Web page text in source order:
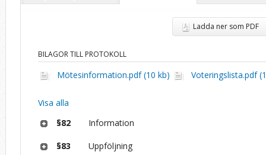
Ladda ner som PDF
BILAGOR TILL PROTOKOLL
Mötesinformation.pdf (10 kb) Voteringslista.pdf
Visa alla
§82
Information
§83 Uppföljning